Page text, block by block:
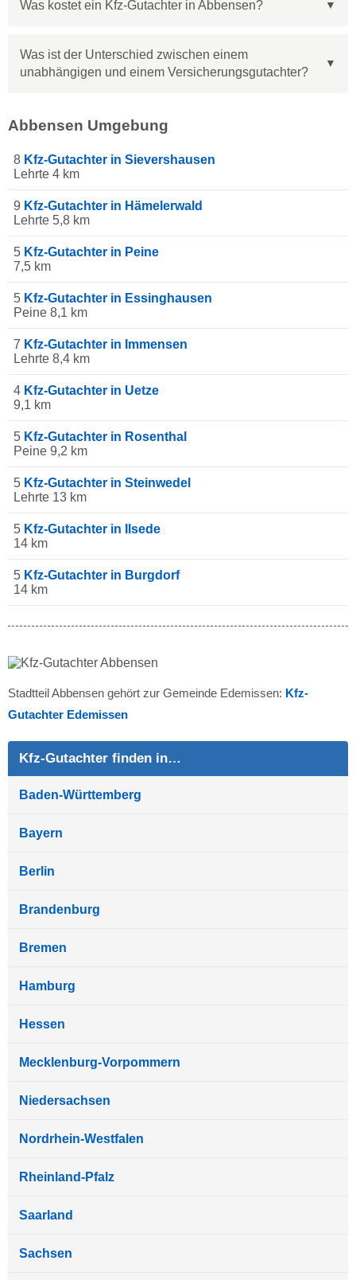
Was kostet ein Kfz-Gutachter in Abbensen?
Was ist der Unterschied zwischen einem
unabhängigen und einem Versicherungsgutachter?
Abbensen Umgebung
8 Kfz-Gutachter in Sievershausen
Lehrte 4 km
9 Kfz-Gutachter in Hämelerwald
Lehrte 5,8 km
5 Kfz-Gutachter in Peine
7,5 km
5 Kfz-Gutachter in Essinghausen
Peine 8,1 km
7 Kfz-Gutachter in Immensen
Lehrte 8,4 km
4 Kfz-Gutachter in Uetze
9,1 km
5 Kfz-Gutachter in Rosenthal
Peine 9,2 km
5 Kfz-Gutachter in Steinwedel
Lehrte 13 km
5 Kfz-Gutachter in Ilsede
14 km
5 Kfz-Gutachter in Burgdorf
14 km
Stadtteil Abbensen gehört zur Gemeinde Edemissen: Kfz-
Gutachter Edemissen
Kfz-Gutachter finden in…
Baden-Württemberg
Bayern
Berlin
Brandenburg
Bremen
Hamburg
Hessen
Mecklenburg-Vorpommern
Niedersachsen
Nordrhein-Westfalen
Rheinland-Pfalz
Saarland
Sachsen